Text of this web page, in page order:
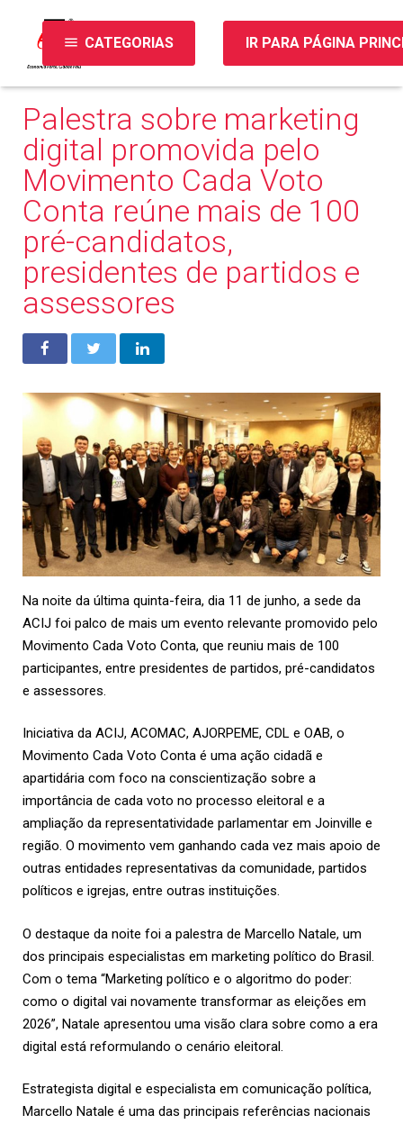
menu CATEGORIAS IR PARA PÁGINA
Palestra sobre marketing
digital promovida pelo
Movimento Cada Voto
Conta reúne mais de 100
pré-candidatos,
presidentes de partidos e
assessores
Na noite da última quinta-feira, dia 11 de junho, a sede da
ACIJ foi palco de mais um evento relevante promovido pelo
Movimento Cada Voto Conta, que reuniu mais de 100
participantes, entre presidentes de partidos, pré-candidatos
e assessores.
Iniciativa da ACIJ, ACOMAC, AJORPEME, CDL e OAB, o
Movimento Cada Voto Conta é uma ação cidadã e
apartidária com foco na conscientização sobre a
importância de cada voto no processo eleitoral e a
ampliação da representatividade parlamentar em Joinville e
região. O movimento vem ganhando cada vez mais apoio de
outras entidades representativas da comunidade, partidos
políticos e igrejas, entre outras instituições.
O destaque da noite foi a palestra de Marcello Natale, um
dos principais especialistas em marketing político do Brasil.
Com o tema “Marketing político e o algoritmo do poder:
como o digital vai novamente transformar as eleições em
2026”, Natale apresentou uma visão clara sobre como a era
digital está reformulando o cenário eleitoral.
Estrategista digital e especialista em comunicação política,
Marcello Natale é uma das principais referências nacionais